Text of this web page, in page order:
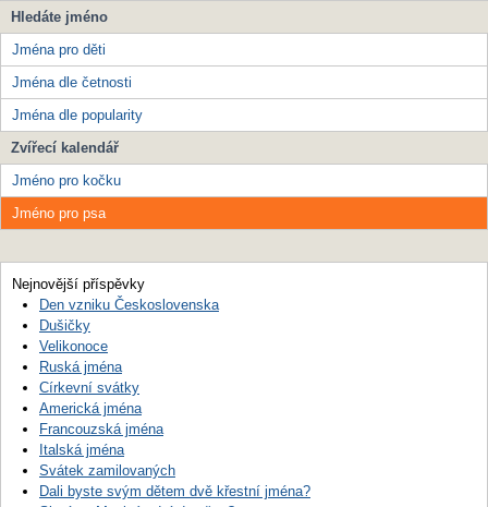
Hledáte jméno
Jména pro děti
Jména dle četnosti
Jména dle popularity
Zvířecí kalendář
Jméno pro kočku
Jméno pro psa
Nejnovější příspěvky
Den vzniku Československa
Dušičky
Velikonoce
Ruská jména
Církevní svátky
Americká jména
Francouzská jména
Italská jména
Svátek zamilovaných
Dali byste svým dětem dvě křestní jména?